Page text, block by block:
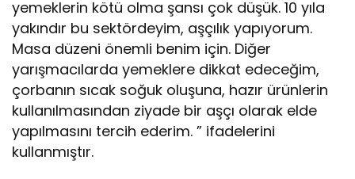
yemeklerin kötü olma şansı çok düşük. 10 yıla
yakındır bu sektördeyim, aşçılık yapıyorum.
Masa düzeni önemli benim için. Diğer
yarışmacılarda yemeklere dikkat edeceğim,
çorbanın sıcak soğuk oluşuna, hazır ürünlerin
kullanılmasından ziyade bir aşçı olarak elde
yapılmasını tercih ederim. ” ifadelerini
kullanmıştır.